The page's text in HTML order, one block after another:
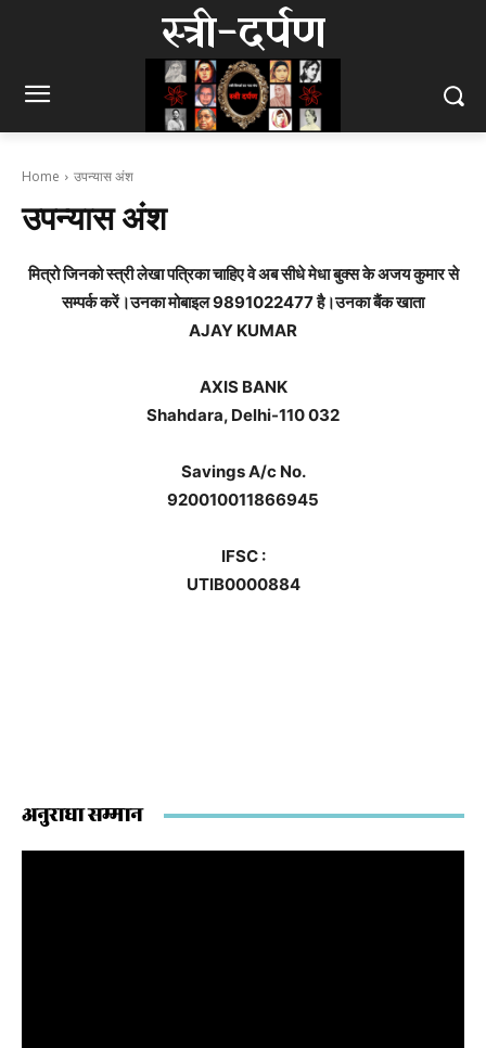
स्त्री-दर्पण
Home उपन्यास अंश
उपन्यास अंश
मित्रो जिनको स्त्री लेखा पत्रिका चाहिए वे अब सीधे मेधा बुक्स के अजय कुमार से
सम्पर्क करें।उनका मोबाइल 9891022477 है।उनका बैंक खाता
AJAY KUMAR
AXIS BANK
Shahdara, Delhi-110 032
Savings A/c No.
920010011866945
IFSC :
UTIB0000884
अनुराधा सम्मान